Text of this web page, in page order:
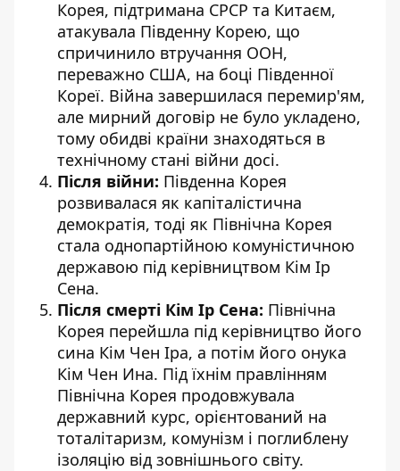
Корея, підтримана СРСР та Китаєм,
атакувала Південну Корею, що
спричинило втручання ООН,
переважно США, на боці Південної
Кореї. Війна завершилася перемир'ям,
але мирний договір не було укладено,
тому обидві країни знаходяться в
технічному стані війни досі.
Після війни: Південна Корея
розвивалася як капіталістична
демократія, тоді як Північна Корея
стала однопартійною комуністичною
державою під керівництвом Кім Ір
Сена.
Після смерті Кім Ір Сена: Північна
Корея перейшла під керівництво його
сина Кім Чен Іра, а потім його онука
Кім Чен Ина. Під їхнім правлінням
Північна Корея продовжувала
державний курс, орієнтований на
тоталітаризм, комунізм і поглиблену
ізоляцію від зовнішнього світу.